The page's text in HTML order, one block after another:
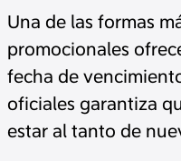
Una de las formas
promocionales
fecha de
oficiales garantiza
estar al tanto de